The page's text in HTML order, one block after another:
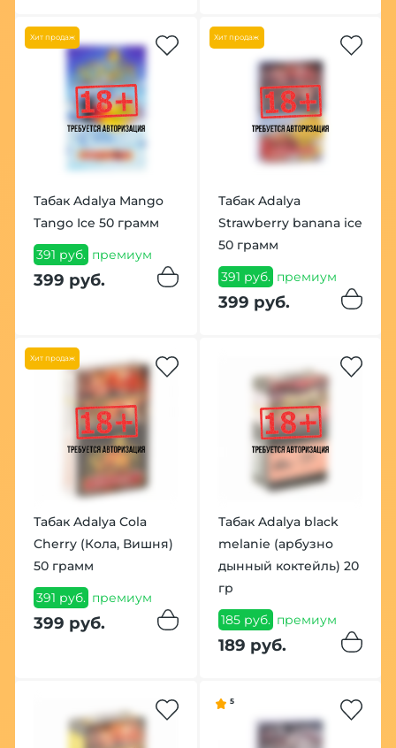
Хит продаж
Табак Adalya Mango
Tango Ice 50 грамм
391 руб. премиум
399 руб.
Хит продаж
Табак Adalya
Strawberry banana ice
50 грамм
391 руб. премиум
399 руб.
Хит продаж
Табак Adalya Cola
Cherry (Кола, Вишня)
50 грамм
391 руб. премиум
399 руб.
Табак Adalya black
melanie (арбузно
дынный коктейль) 20
гр
185 руб. премиум
189 руб.
5